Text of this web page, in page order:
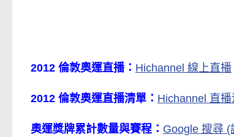
2012 倫敦奧運直播： Hichannel 線上直播
2012 倫敦奧運直播清單： Hichannel 直播
奧運獎牌累計數量與賽程： Google 搜尋 (